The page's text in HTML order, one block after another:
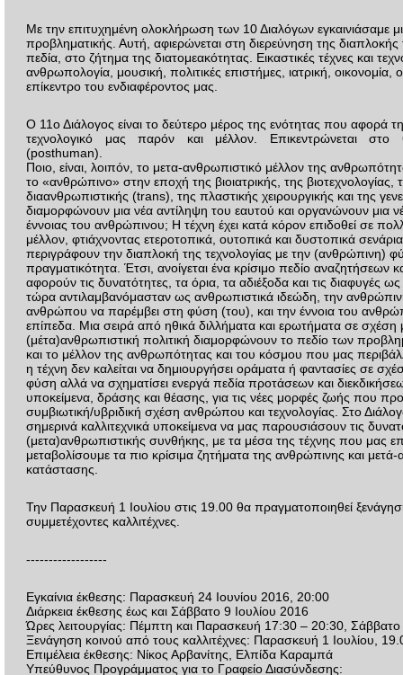
Με την επιτυχημένη ολοκλήρωση των 10 Διαλόγων εγκαινιάσαμε
προβληματικής. Αυτή, αφιερώνεται στη διερεύνηση της διαπλοκής
πεδία, στο ζήτημα της διατομεακότητας. Εικαστικές τέχνες και
ανθρωπολογία, μουσική, πολιτικές επιστήμες, ιατρική, οικονομία,
επίκεντρο του ενδιαφέροντος μας.
Ο 11ο Διάλογος είναι το δεύτερο μέρος της ενότητας που αφορά
τεχνολογικό μας παρόν και μέλλον. Επικεντρώνεται στο
(posthuman).
Ποιο, είναι, λοιπόν, το μετα-ανθρωπιστικό μέλλον της
το «ανθρώπινο» στην εποχή της βιοιατρικής, της βιοτεχνολογίας,
διαανθρωπιστικής (trans), της πλαστικής χειρουργικής και της
διαμορφώνουν μια νέα αντίληψη του εαυτού και οργανώνουν μια
έννοιας του ανθρώπινου; Η τέχνη έχει κατά κόρον επιδοθεί σε
μέλλον, φτιάχνοντας ετεροτοπικά, ουτοπικά και δυστοπικά
περιγράφουν την διαπλοκή της τεχνολογίας με την (ανθρώπινη)
πραγματικότητα. Έτσι, ανοίγεται ένα κρίσιμο πεδίο
αφορούν τις δυνατότητες, τα όρια, τα αδιέξοδα και τις διαφυγές
τώρα αντιλαμβανόμασταν ως ανθρωπιστικά ιδεώδη, την
ανθρώπου να παρέμβει στη φύση (του), και την έννοια του
επίπεδα. Μια σειρά από ηθικά διλλήματα και ερωτήματα σε σχέση
(μέτα)ανθρωπιστική πολιτική διαμορφώνουν το πεδίο των
και το μέλλον της ανθρωπότητας και του κόσμου που μας
η τέχνη δεν καλείται να δημιουργήσει οράματα ή φαντασίες σε
φύση αλλά να σχηματίσει ενεργά πεδία προτάσεων και
υποκείμενα, δράσης και θέασης, για τις νέες μορφές ζωής που
συμβιωτική/υβριδική σχέση ανθρώπου και τεχνολογίας. Στο
σημερινά καλλιτεχνικά υποκείμενα να μας παρουσιάσουν τις
(μετα)ανθρωπιστικής συνθήκης, με τα μέσα της τέχνης που μας
μεταβολίσουμε τα πιο κρίσιμα ζητήματα της ανθρώπινης και
κατάστασης.
Την Παρασκευή 1 Ιουλίου στις 19.00 θα πραγματοποιηθεί
συμμετέχοντες καλλιτέχνες.
------------------
Εγκαίνια έκθεσης: Παρασκευή 24 Ιουνίου 2016, 20:00
Διάρκεια έκθεσης έως και Σάββατο 9 Ιουλίου 2016
Ώρες λειτουργίας: Πέμπτη και Παρασκευή 17:30 – 20:30,
Ξενάγηση κοινού από τους καλλιτέχνες: Παρασκευή 1 Ιουλίου,
Επιμέλεια έκθεσης: Νίκος Αρβανίτης, Ελπίδα Καραμπά
Υπεύθυνος Προγράμματος για το Γραφείο Διασύνδεσης: